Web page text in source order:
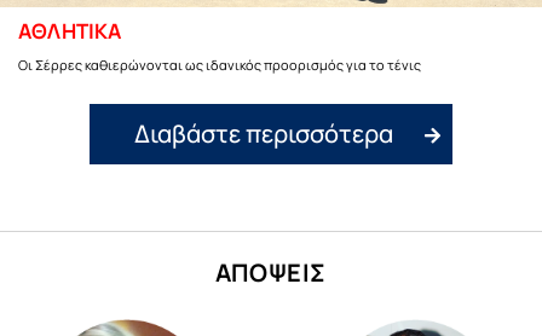
ΑΘΛΗΤΙΚΑ
Οι Σέρρες καθιερώνονται ως ιδανικός προορισμός για το τένις
Διαβάστε περισσότερα
ΑΠΟΨΕΙΣ